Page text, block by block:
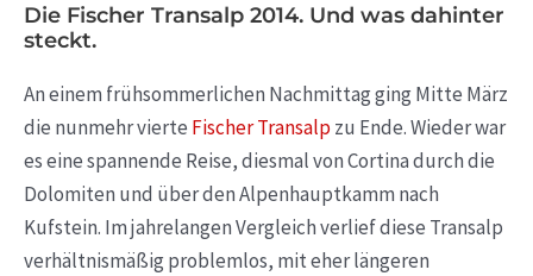
Die Fischer Transalp 2014. Und was dahinter
steckt.
An einem frühsommerlichen Nachmittag ging Mitte März
die nunmehr vierte Fischer Transalp zu Ende. Wieder war
es eine spannende Reise, diesmal von Cortina durch die
Dolomiten und über den Alpenhauptkamm nach
Kufstein. Im jahrelangen Vergleich verlief diese Transalp
verhältnismäßig problemlos, mit eher längeren